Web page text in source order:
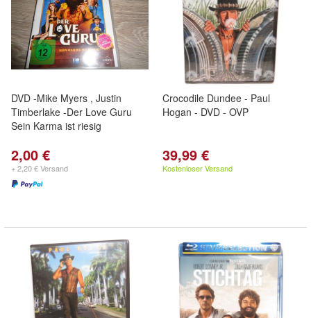
DVD -Mike Myers , Justin
Timberlake -Der Love Guru
Sein Karma ist riesig
2,00 €
+ 2,20 € Versand
Crocodile Dundee - Paul
Hogan - DVD - OVP
39,99 €
Kostenloser Versand